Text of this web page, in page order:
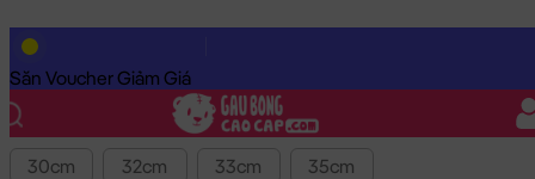
Săn Voucher Giảm Giá
Lọc theo Giá SP:
Giá
Kích thước
30cm 32cm 33cm
35cm